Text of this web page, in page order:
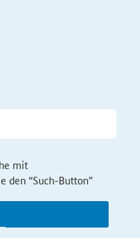
mit
den “Such-Button”